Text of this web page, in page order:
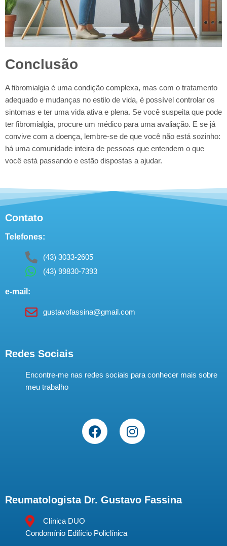
Conclusão
A fibromialgia é uma condição complexa, mas com o tratamento
adequado e mudanças no estilo de vida, é possível controlar os
sintomas e ter uma vida ativa e plena. Se você suspeita que pode
ter fibromialgia, procure um médico para uma avaliação. E se já
convive com a doença, lembre-se de que você não está sozinho:
há uma comunidade inteira de pessoas que entendem o que
você está passando e estão dispostas a ajudar.
Contato
Telefones:
(43) 3033-2605
(43) 99830-7393
e-mail:
gustavofassina@gmail.com
Redes Sociais
Encontre-me nas redes sociais para conhecer mais sobre
meu trabalho
Reumatologista Dr. Gustavo Fassina
Clínica DUO
Condomínio Edifício Policlínica